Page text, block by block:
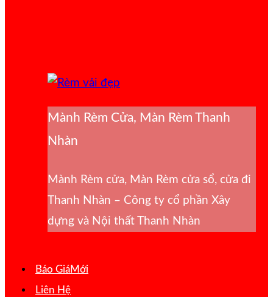
Mành Rèm Cửa, Màn Rèm Thanh
Nhàn
Mành Rèm cửa, Màn Rèm cửa sổ, cửa đi
Thanh Nhàn – Công ty cổ phần Xây
dựng và Nội thất Thanh Nhàn
Báo Giá
Liên Hệ